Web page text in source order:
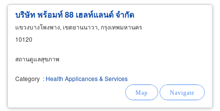
บริษัท พร้อมท์ 88 เฮลท์แลนด์ จำกัด
แขวงบางโพงพาง, เขตยานนาวา, กรุงเทพมหานคร
10120
สถานดูแลสุขภาพ
Category : Health Applicances & Services